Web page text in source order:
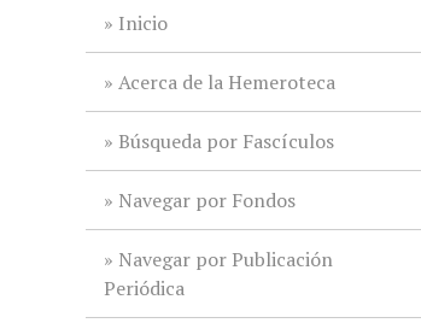
Inicio
Acerca de la Hemeroteca
Búsqueda por Fascículos
Navegar por Fondos
Navegar por Publicación
Periódica